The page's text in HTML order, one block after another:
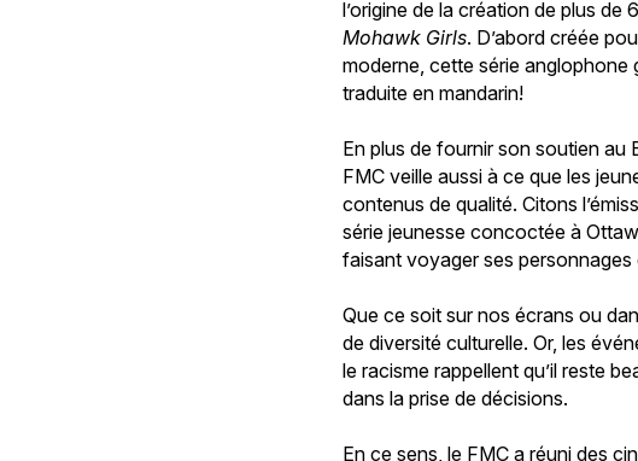
l’origine de la création de plus
Mohawk Girls. D’abord créée
moderne, cette série anglophone
traduite en mandarin!
En plus de fournir son soutien au
FMC veille aussi à ce que les
contenus de qualité. Citons
série jeunesse concoctée à
faisant voyager ses personnages
Que ce soit sur nos écrans ou
de diversité culturelle. Or, les
le racisme rappellent qu’il reste
dans la prise de décisions.
En ce sens, le FMC a réuni des